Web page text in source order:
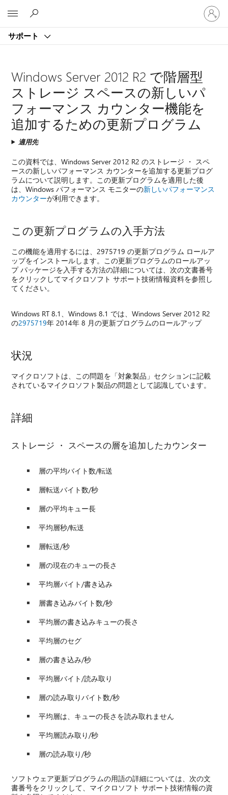
サポート
ア
カ
ウ
サ
イ
ン
イ
ン
Windows Server 2012 R2 で階層型
ストレージ スペースの新しいパ
フォーマンス カウンター機能を
追加するための更新プログラム
適用先
この資料では、Windows Server 2012 R2 のストレージ ・ スペ
ースの新しいパフォーマンス カウンターを追加する更新プログ
ラムについて説明します。この更新プログラムを適用した後
は、Windows パフォーマンス モニターの新しいパフォーマンス
カウンターが利用できます。
この更新プログラムの入手方法
この機能を適用するには、2975719 の更新プログラム ロールア
ップをインストールします。この更新プログラムのロールアッ
プ パッケージを入手する方法の詳細については、次の文書番号
をクリックしてマイクロソフト サポート技術情報資料を参照し
てください。
Windows RT 8.1、Windows 8.1 では、Windows Server 2012 R2
の2975719年 2014年 8 月の更新プログラムのロールアップ
状況
マイクロソフトは、この問題を「対象製品」セクションに記載
されているマイクロソフト製品の問題として認識しています。
詳細
ストレージ ・ スペースの層を追加したカウンター
層の平均バイト数/転送
層転送バイト数/秒
層の平均キュー長
平均層秒/転送
層転送/秒
層の現在のキューの長さ
平均層バイト/書き込み
層書き込みバイト数/秒
平均層の書き込みキューの長さ
平均層のセグ
層の書き込み/秒
平均層バイト/読み取り
層の読み取りバイト数/秒
平均層は、キューの長さを読み取れません
平均層読み取り/秒
層の読み取り/秒
ソフトウェア更新プログラムの用語の詳細については、次の文
書番号をクリックして、マイクロソフト サポート技術情報の資